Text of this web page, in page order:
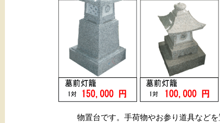
物置台です。手荷物やお参り道具など